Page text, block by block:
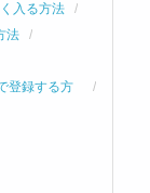
入る方法
法
登録する方